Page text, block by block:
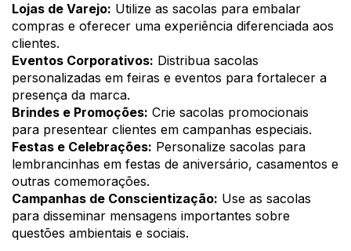
Lojas de Varejo: Utilize as sacolas para embalar
compras e oferecer uma experiência diferenciada aos
clientes.
Eventos Corporativos: Distribua sacolas
personalizadas em feiras e eventos para fortalecer a
presença da marca.
Brindes e Promoções: Crie sacolas promocionais
para presentear clientes em campanhas especiais.
Festas e Celebrações: Personalize sacolas para
lembrancinhas em festas de aniversário, casamentos e
outras comemorações.
Campanhas de Conscientização: Use as sacolas
para disseminar mensagens importantes sobre
questões ambientais e sociais.